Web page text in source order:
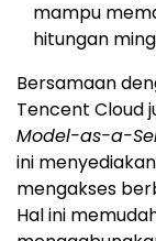
mampu
hitungan
Bersamaan
Tencent Cloud
Model-as-a-
ini
mengakses
Hal ini